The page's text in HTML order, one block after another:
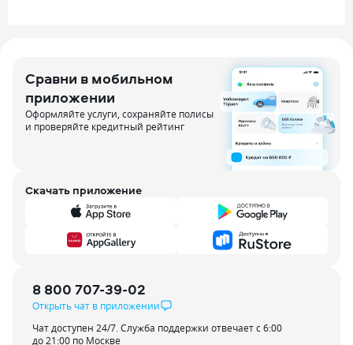
Сравни в мобильном
приложении
Оформляйте услуги, сохраняйте полисы
и проверяйте кредитный рейтинг
Скачать приложение
8 800 707-39-02
Открыть чат в приложении
Чат доступен 24/7. Служба поддержки отвечает с 6:00
до 21:00 по Москве